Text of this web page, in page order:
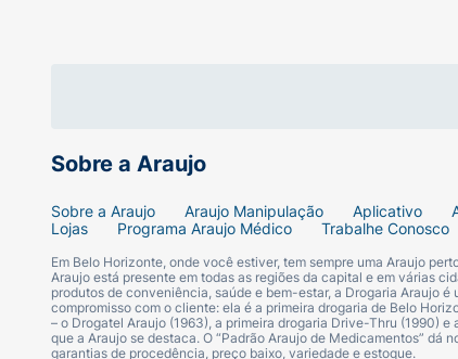
Sobre a Araujo
Sobre a Araujo Araujo Manipulação Aplicativo
Lojas
Programa Araujo Médico Trabalhe Conosco
Em Belo Horizonte, onde você estiver, tem sempre uma Araujo
Araujo está presente em todas as regiões da capital e em várias
produtos de conveniência, saúde e bem-estar, a Drogaria Araujo
compromisso com o cliente: ela é a primeira drogaria de Belo
– o Drogatel Araujo (1963), a primeira drogaria Drive-Thru (1990)
que a Araujo se destaca. O “Padrão Araujo de Medicamentos”
garantias de procedência, preço baixo, variedade e estoque.